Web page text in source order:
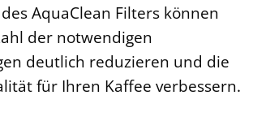
AquaClean Filters können
der notwendigen
deutlich reduzieren und die
für Ihren Kaffee verbessern.